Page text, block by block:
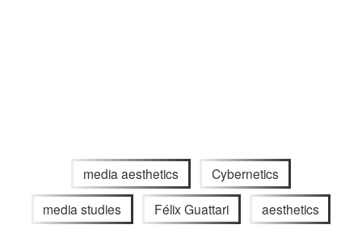
media aesthetics Cybernetics
media studies Félix Guattari aesthetics